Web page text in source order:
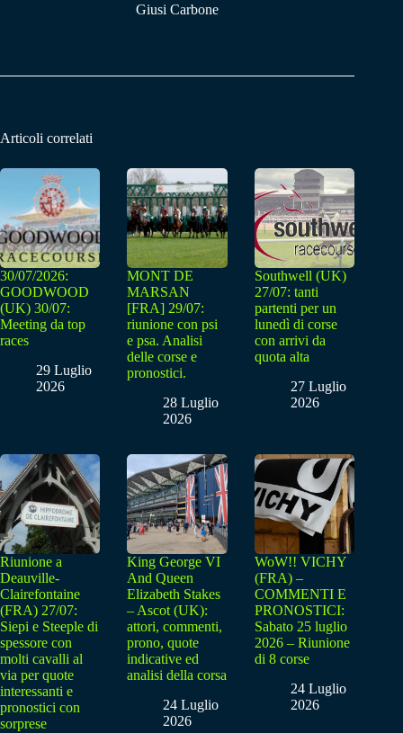
Giusi Carbone
Articoli correlati
30/07/2026:
GOODWOOD
(UK) 30/07:
Meeting da top
races
29 Luglio
2026
MONT DE
MARSAN
[FRA] 29/07:
riunione con psi
e psa. Analisi
delle corse e
pronostici.
28 Luglio
2026
Southwell (UK)
27/07: tanti
partenti per un
lunedì di corse
con arrivi da
quota alta
27 Luglio
2026
Riunione a
Deauville-
Clairefontaine
(FRA) 27/07:
Siepi e Steeple di
spessore con
molti cavalli al
via per quote
interessanti e
pronostici con
sorprese
King George VI
And Queen
Elizabeth Stakes
– Ascot (UK):
attori, commenti,
prono, quote
indicative ed
analisi della corsa
24 Luglio
2026
WoW!! VICHY
(FRA) –
COMMENTI E
PRONOSTICI:
Sabato 25 luglio
2026 – Riunione
di 8 corse
24 Luglio
2026